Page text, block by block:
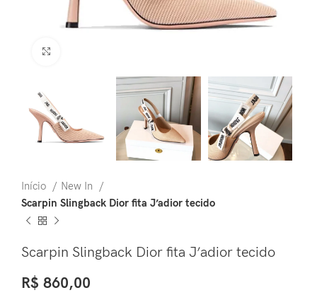
Início
New In
Scarpin Slingback Dior fita J’adior tecido
Scarpin Slingback Dior fita J’adior tecido
R$ 860,00